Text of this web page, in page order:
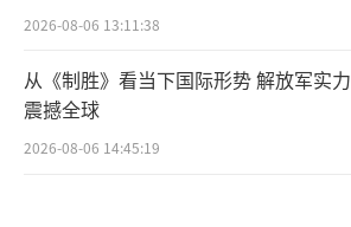
2026-08-06 13:11:38
从《制胜》看当下国际形势 解放军实力
震撼全球
2026-08-06 14:45:19